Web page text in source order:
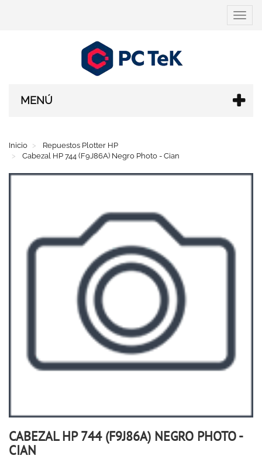
MENÚ
Inicio
Repuestos Plotter HP
Cabezal HP 744 (F9J86A) Negro Photo - Cian
CABEZAL HP 744 (F9J86A) NEGRO PHOTO -
CIAN